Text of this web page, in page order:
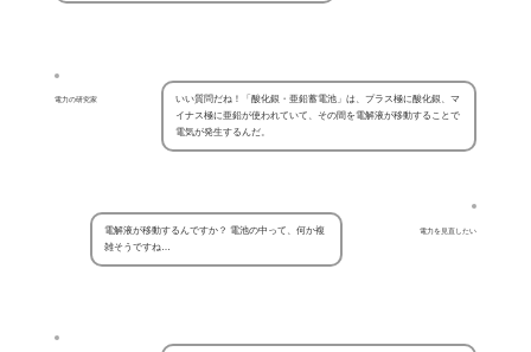
電力の研究家
いい質問だね！「酸化銀・亜鉛蓄電池」は、プラス極に酸化銀、マ
イナス極に亜鉛が使われていて、その間を電解液が移動することで
電気が発生するんだ。
電力を見直したい
電解液が移動するんですか？ 電池の中って、何か複
雑そうですね…